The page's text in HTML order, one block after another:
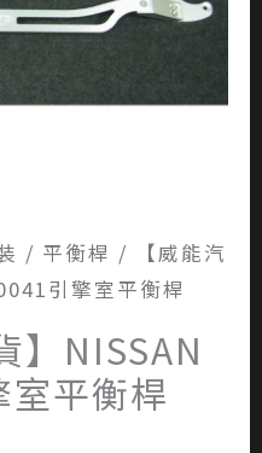
/ 平衡桿 / 【威能汽
引擎室平衡桿
】NISSAN
平衡桿